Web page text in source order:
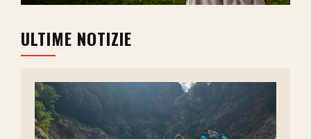
ULTIME NOTIZIE